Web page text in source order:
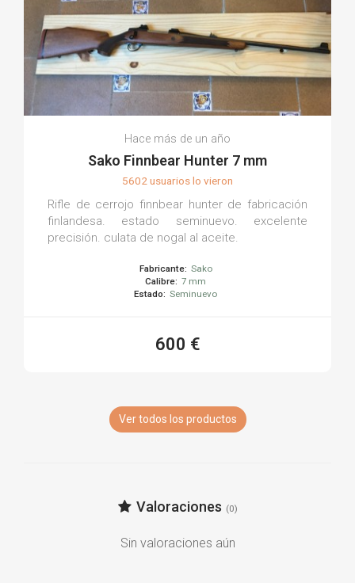
Hace más de un año
Sako Finnbear Hunter 7 mm
5602 usuarios lo vieron
Rifle de cerrojo finnbear hunter de fabricación
finlandesa. estado seminuevo. excelente
precisión. culata de nogal al aceite.
Fabricante: Sako
Calibre: 7 mm
Estado: Seminuevo
600 €
Ver todos los productos
Valoraciones (0)
Sin valoraciones aún